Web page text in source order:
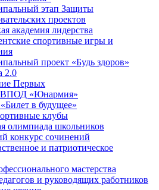
этап Защиты
проектов
академия лидерства
спортивные игры и
проект «Будь здоров»
2.0
Первых
«Юнармия»
в будущее»
клубы
олимпиада школьников
конкурс сочинений
и патриотическое
мастерства
и руководящих работников